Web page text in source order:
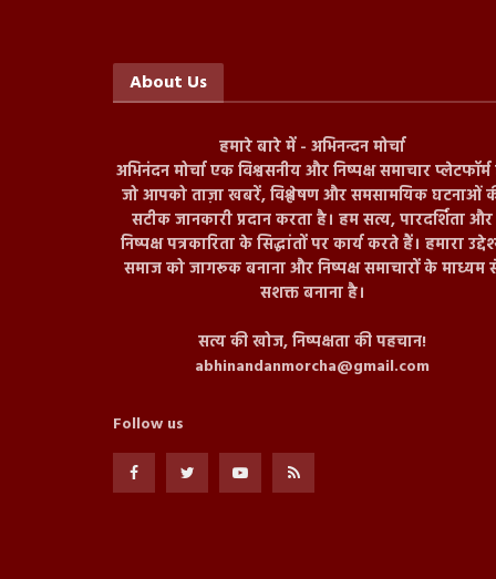
About Us
हमारे बारे में - अभिनन्दन मोर्चा
अभिनंदन मोर्चा एक विश्वसनीय और निष्पक्ष समाचार
जो आपको ताज़ा खबरें, विश्लेषण और समसामयिक घटनाओं
सटीक जानकारी प्रदान करता है। हम सत्य, पारदर्शिता और
निष्पक्ष पत्रकारिता के सिद्धांतों पर कार्य करते हैं। हमारा
समाज को जागरूक बनाना और निष्पक्ष समाचारों के माध्यम
सशक्त बनाना है।
सत्य की खोज, निष्पक्षता की पहचान!
abhinandanmorcha@gmail.com
Follow us